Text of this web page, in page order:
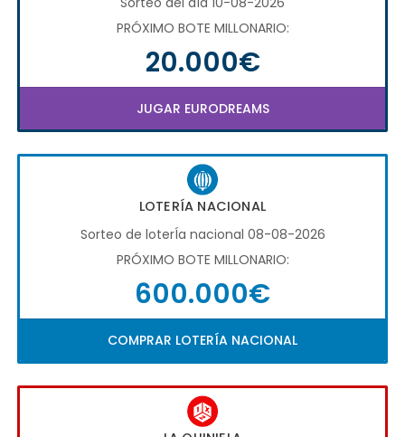
PRÓXIMO BOTE MILLONARIO:
20.000€
JUGAR EURODREAMS
LOTERÍA NACIONAL
Sorteo de loterÍa nacional 08-08-2026
PRÓXIMO BOTE MILLONARIO:
600.000€
COMPRAR LOTERÍA NACIONAL